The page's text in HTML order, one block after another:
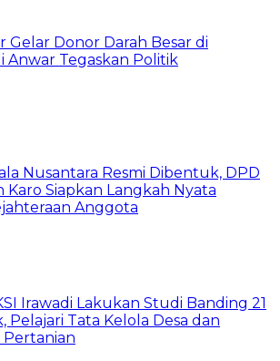
Gelar Donor Darah Besar di
Anwar Tegaskan Politik
Nusantara Resmi Dibentuk, DPD
Karo Siapkan Langkah Nyata
Anggota
Irawadi Lakukan Studi Banding 21
Pelajari Tata Kelola Desa dan